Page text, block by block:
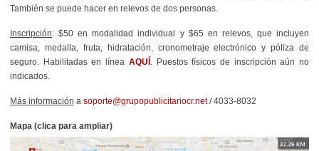
También se puede hacer en relevos de dos personas.
Inscripción: $50 en modalidad individual y $65 en relevos, que incluyen
camisa, medalla, fruta, hidratación, cronometraje electrónico y póliza de
seguro. Habilitadas en línea AQUÍ. Puestos físicos de inscripción aún no
indicados.
Más información a soporte@grupopublicitariocr.net/ 4033-8032
Mapa (clica para ampliar)